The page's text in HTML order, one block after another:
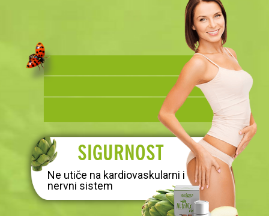
SIGURNOST
Ne utiče na kardiovaskularni i
nervni sistem